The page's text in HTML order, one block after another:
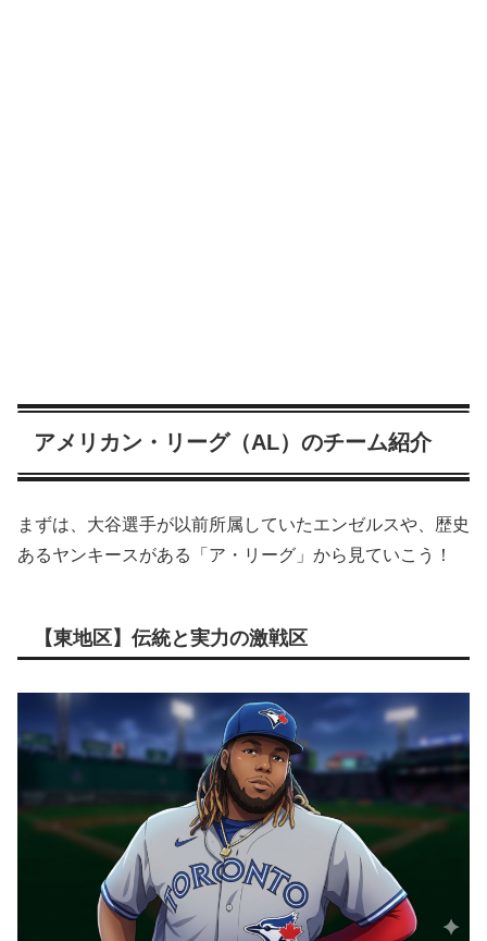
アメリカン・リーグ（AL）のチーム紹介
まずは、大谷選手が以前所属していたエンゼルスや、歴史
あるヤンキースがある「ア・リーグ」から見ていこう！
【東地区】伝統と実力の激戦区